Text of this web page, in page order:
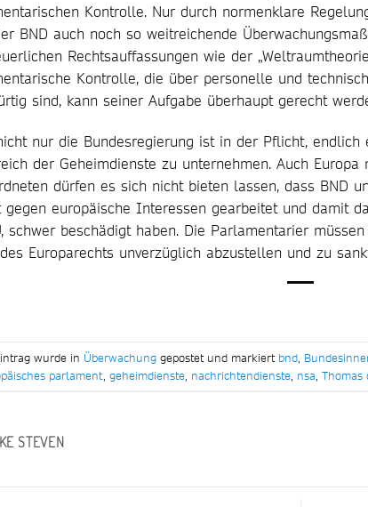
Kontrolle. Nur durch normenklare
BND auch noch so weitreichende
Rechtsauffassungen wie der
Kontrolle, die über personelle und
sind, kann seiner Aufgabe überhaupt gerecht
nur die Bundesregierung ist in der Pflicht, endlich
der Geheimdienste zu unternehmen. Auch Europa
dürfen es sich nicht bieten lassen, dass BND
gegen europäische Interessen gearbeitet und damit
schwer beschädigt haben. Die Parlamentarier
Europarechts unverzüglich abzustellen und zu
wurde in Überwachung gepostet und markiert bnd,
parlament, geheimdienste, nachrichtendienste, nsa, Thomas
STEVEN